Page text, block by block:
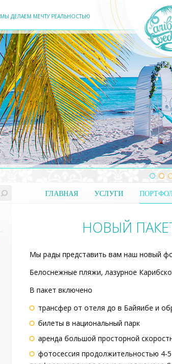
МЫ ДЕЛАЕМ МЕЧТУ РЕАЛЬНОСТЬЮ
ГЛАВНАЯ УСЛУГИ
НОВЫЙ
Мы рады представить вам наш новый
Белоснежные пляжи, лазурное
В пакет включено
трансфер от отеля до в Байяибе и
билеты в национальный парк
аренда большой просторной
фотосессия продолжительностью 4-